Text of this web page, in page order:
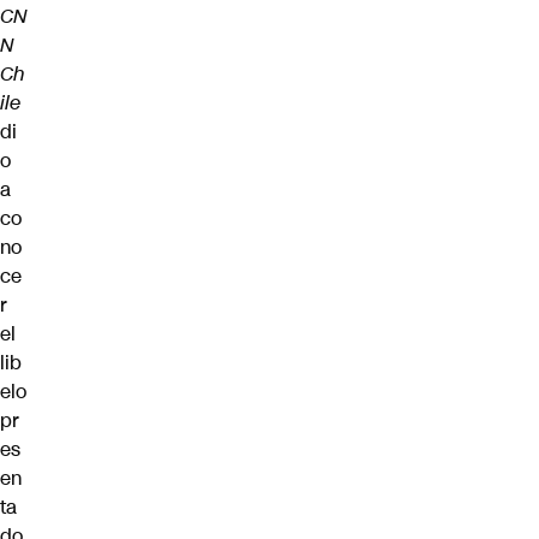
CN
N
Ch
ile
di
o
a
co
no
ce
r
el
lib
elo
pr
es
en
ta